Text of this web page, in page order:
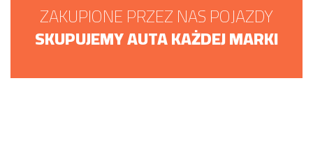
ZAKUPIONE PRZEZ NAS POJAZDY
SKUPUJEMY AUTA KAŻDEJ MARKI